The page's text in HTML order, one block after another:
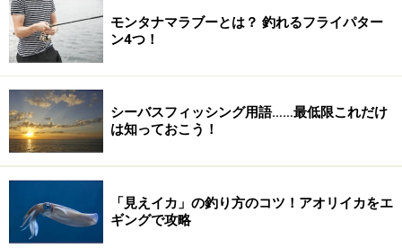
や下に向けながらゆっくりと沈んでゆく。餌木のバラン
スを決めるほか、ここに糸オモリなどを巻きつけて沈み
を早くすることもできる。逆に少し削ってやれば通常よ
りもゆっくり沈ませることも可能だ。
くびれたボディーの後端には「傘針」が取り付けられて
いて、イカはこの部分に引っかかることになる。「カン
ろある。根ガカリを防止するために下半分の針が無いタ
イプや、黒く塗られているタイプなど様々だ。
モンタナマラブーとは？ 釣れるフライパター
ン4つ！
シーバスフィッシング用語……最低限これだけ
は知っておこう！
「見えイカ」の釣り方のコツ！アオリイカをエ
ギングで攻略